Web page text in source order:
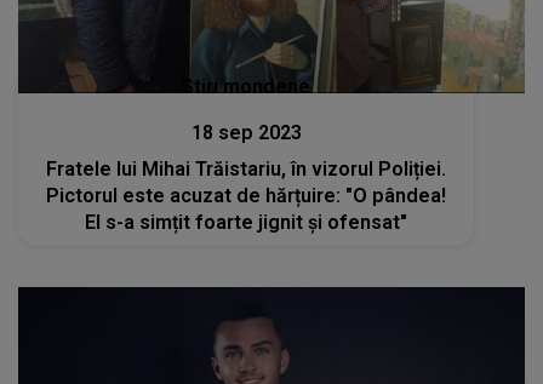
Stiri mondene
18 sep 2023
Fratele lui Mihai Trăistariu, în vizorul Poliției.
Pictorul este acuzat de hărțuire: "O pândea!
El s-a simțit foarte jignit și ofensat"